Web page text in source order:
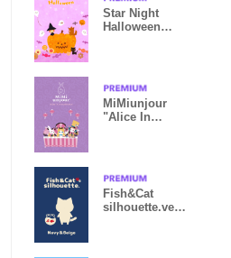
Star Night
Halloween
MiMiunjour
"Alice In
Fish&Cat
silhouette.ver1